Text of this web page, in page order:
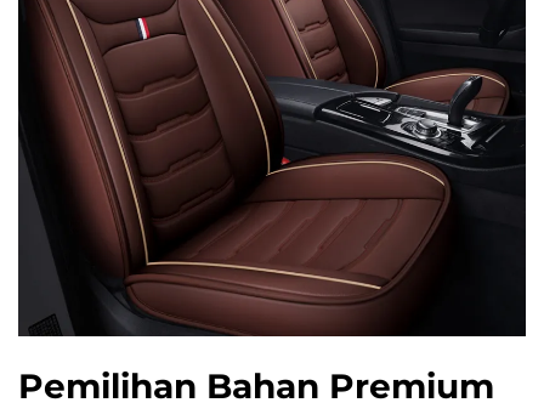
Pemilihan Bahan Premium